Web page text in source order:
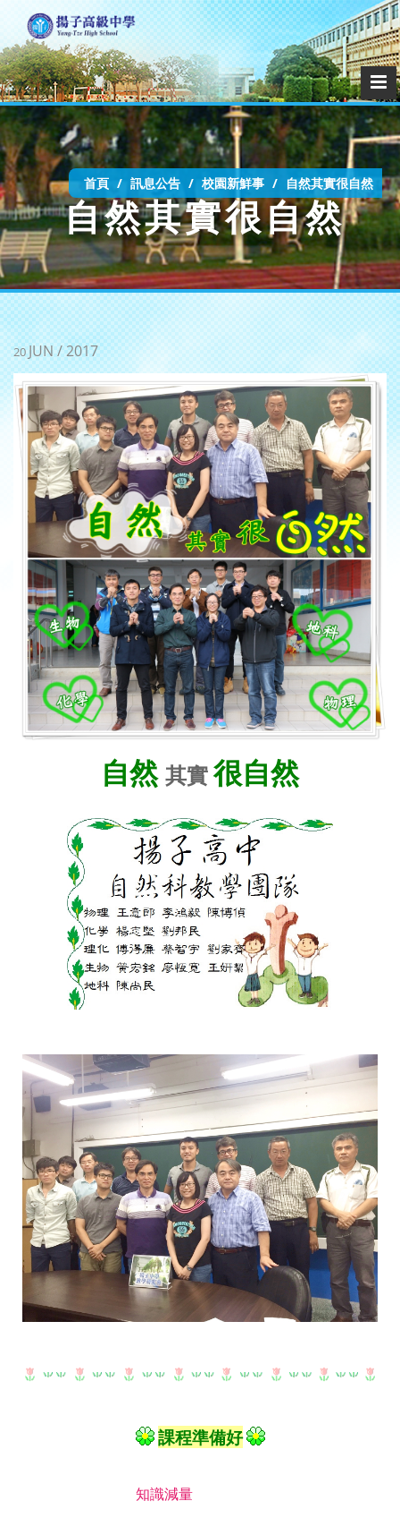
首頁 訊息公告 校園新鮮事 自然其實很自然
自然其實很自然
20JUN / 2017
自然 其實很自然
課程準備好
知識減量